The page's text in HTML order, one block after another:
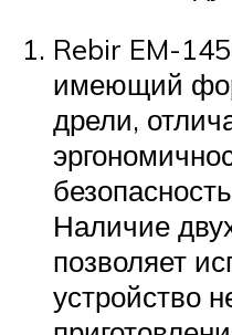
Rebir EM-
имеющий
дрели,
Наличие
позволяет
устройство